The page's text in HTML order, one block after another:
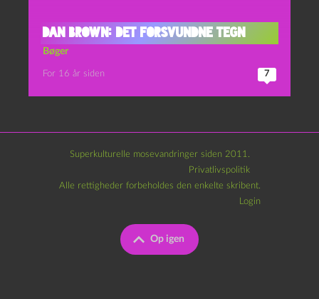
Dan Brown: Det Forsvundne Tegn
Bøger
For 16 år siden 7
Superkulturelle mosevandringer siden 2011.
Privatlivspolitik
Op igen
Alle rettigheder forbeholdes den enkelte skribent.
Login